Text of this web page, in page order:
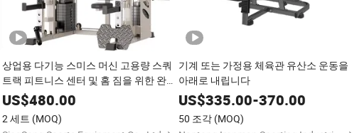
상업용 다기능 스미스 머신 고용량 스쿼
트랙 피트니스 센터 및 홈 짐을 위한 완벽
한 훈련 스테이션
US$480.00
2 세트 (MOQ)
기계 또는 가정용 체육관 유산소 운동을
아래로 내립니다
US$335.00-370.00
50 조각 (MOQ)